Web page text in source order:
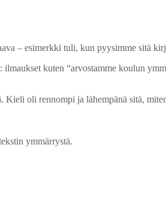
– esimerkki tuli, kun pyysimme sitä
kuten “arvostamme koulun
oli rennompi ja lähempänä sitä,
ymmärrystä.